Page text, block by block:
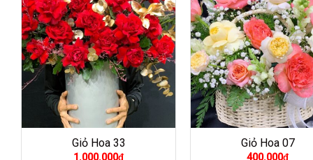
Giỏ Hoa 33
1.000.000₫
Giỏ Hoa 07
400.000₫